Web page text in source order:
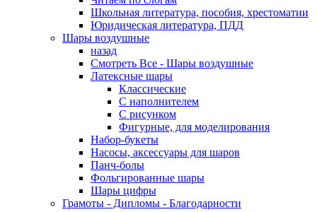
Школьная литература, пособия, хрестоматии
Юридическая литература, ПДД
Шары воздушные
назад
Смотреть Все - Шары воздушные
Латексные шары
Классические
С наполнителем
С рисунком
Фигурные, для моделирования
Набор-букеты
Насосы, аксессуары для шаров
Панч-болы
Фольгированные шары
Шары цифры
Грамоты - Дипломы - Благодарности